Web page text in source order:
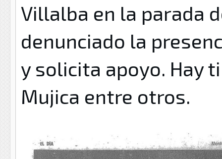
Villalba en la parada
denunciado la
y solicita apoyo. Hay
Mujica entre otros.